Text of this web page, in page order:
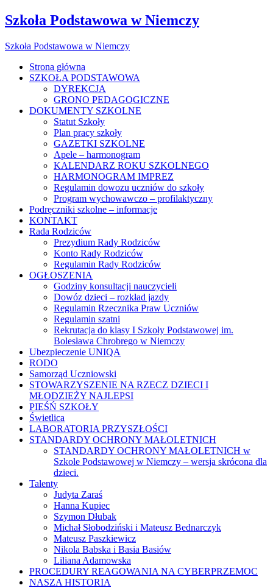
Szkoła Podstawowa w Niemczy
Szkoła Podstawowa w Niemczy
Strona główna
SZKOŁA PODSTAWOWA
DYREKCJA
GRONO PEDAGOGICZNE
DOKUMENTY SZKOLNE
Statut Szkoły
Plan pracy szkoły
GAZETKI SZKOLNE
Apele – harmonogram
KALENDARZ ROKU SZKOLNEGO
HARMONOGRAM IMPREZ
Regulamin dowozu uczniów do szkoły
Program wychowawczo – profilaktyczny
Podręczniki szkolne – informacje
KONTAKT
Rada Rodziców
Prezydium Rady Rodziców
Konto Rady Rodziców
Regulamin Rady Rodziców
OGŁOSZENIA
Godziny konsultacji nauczycieli
Dowóz dzieci – rozkład jazdy
Regulamin Rzecznika Praw Uczniów
Regulamin szatni
Rekrutacja do klasy I Szkoły Podstawowej im.
Bolesława Chrobrego w Niemczy
Ubezpieczenie UNIQA
RODO
Samorząd Uczniowski
STOWARZYSZENIE NA RZECZ DZIECI I
MŁODZIEŻY NAJLEPSI
PIEŚŃ SZKOŁY
Świetlica
LABORATORIA PRZYSZŁOŚCI
STANDARDY OCHRONY MAŁOLETNICH
STANDARDY OCHRONY MAŁOLETNICH w
Szkole Podstawowej w Niemczy – wersja skrócona dla
dzieci.
Talenty
Judyta Zaraś
Hanna Kupiec
Szymon Dłubak
Michał Słobodziński i Mateusz Bednarczyk
Mateusz Paszkiewicz
Nikola Babska i Basia Basiów
Liliana Adamowska
PROCEDURY REAGOWANIA NA CYBERPRZEMOC
NASZA HISTORIA